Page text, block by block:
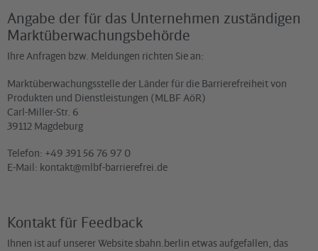
Angabe der für das Unternehmen zuständigen
Marktüberwachungsbehörde
Ihre Anfragen bzw. Meldungen richten Sie an:
Marktüberwachungsstelle der Länder für die Barrierefreiheit von
Produkten und Dienstleistungen (MLBF AöR)
Carl-Miller-Str. 6
39112 Magdeburg
Telefon: +49 391 56 76 97 0
E-Mail: kontakt@mlbf-barrierefrei.de
Kontakt für Feedback
Ihnen ist auf unserer Website sbahn.berlin etwas aufgefallen, das